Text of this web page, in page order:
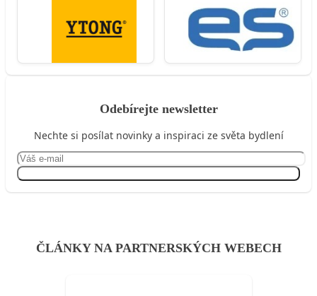
Odebírejte newsletter
Nechte si posílat novinky a inspiraci ze světa bydlení
ČLÁNKY NA PARTNERSKÝCH WEBECH